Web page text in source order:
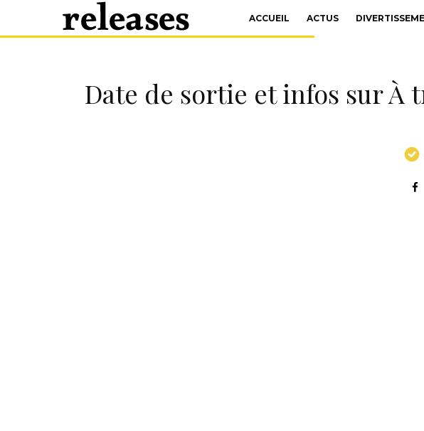
ACCUEIL ACTUS
Date de sortie et infos sur À